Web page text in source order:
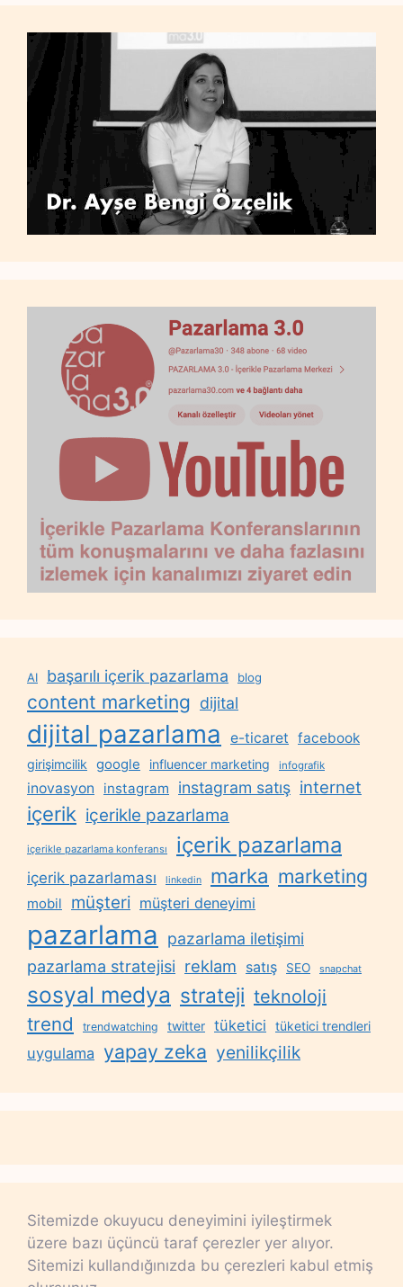
AI başarılı içerik pazarlama blog
content marketing dijital
dijital pazarlama e-ticaret facebook
girişimcilik google influencer marketing infografik
inovasyon instagram instagram satış internet
içerik içerikle pazarlama
içerikle pazarlama konferansı içerik pazarlama
içerik pazarlaması linkedin marka marketing
mobil müşteri müşteri deneyimi
pazarlama
pazarlama iletişimi
pazarlama stratejisi reklam satış SEO snapchat
sosyal medya strateji teknoloji
trend trendwatching twitter tüketici tüketici trendleri
uygulama yapay zeka yenilikçilik
Sitemizde okuyucu deneyimini iyileştirmek
üzere bazı üçüncü taraf çerezler yer alıyor.
Sitemizi kullandığınızda bu çerezleri kabul etmiş